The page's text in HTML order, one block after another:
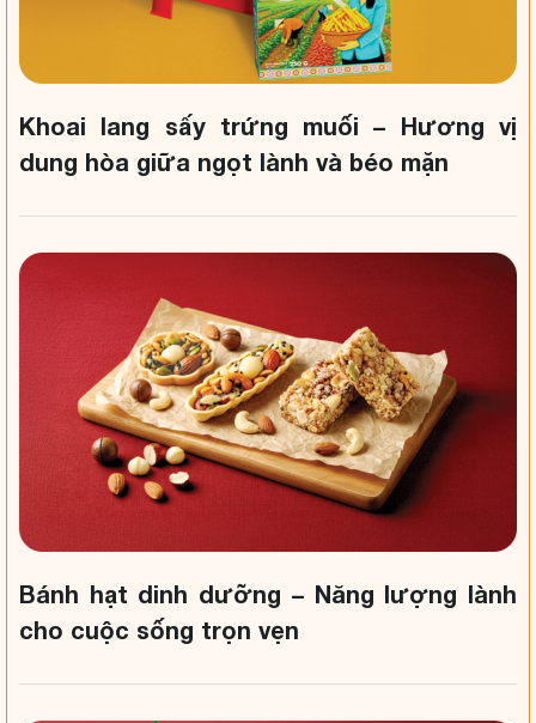
Khoai lang sấy trứng muối – Hương vị
dung hòa giữa ngọt lành và béo mặn
Bánh hạt dinh dưỡng – Năng lượng lành
cho cuộc sống trọn vẹn